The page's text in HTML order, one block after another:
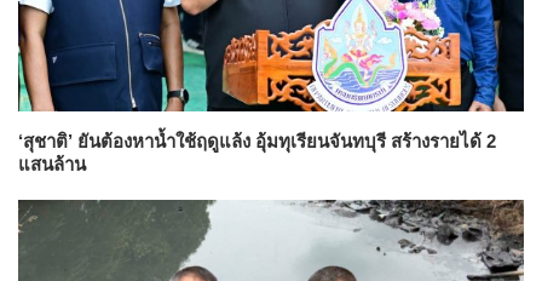
‘สุชาติ’ ยันต้องหาน้ำใช้ฤดูแล้ง อุ้มทุเรียนจันทบุรี สร้างรายได้ 2
แสนล้าน